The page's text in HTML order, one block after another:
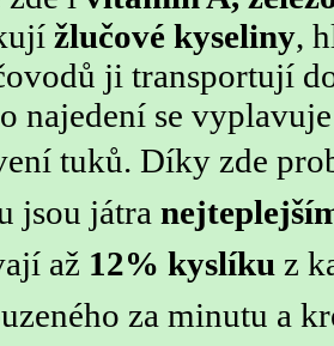
žlučové kyseliny,
ji transportují
najedení se
tuků. Díky zde
jsou játra
až 12% kyslíku z
za minutu a